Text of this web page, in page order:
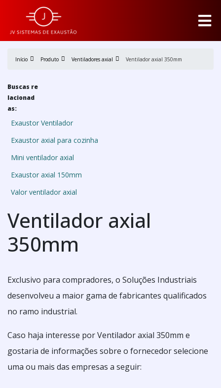
Início Produto Ventiladores axial Ventilador axial 350mm
Buscas re
lacionad
as:
Exaustor Ventilador
Exaustor axial para cozinha
Mini ventilador axial
Exaustor axial 150mm
Valor ventilador axial
Ventilador axial
350mm
Exclusivo para compradores, o Soluções Industriais
desenvolveu a maior gama de fabricantes qualificados
no ramo industrial.
Caso haja interesse por Ventilador axial 350mm e
gostaria de informações sobre o fornecedor selecione
uma ou mais das empresas a seguir: